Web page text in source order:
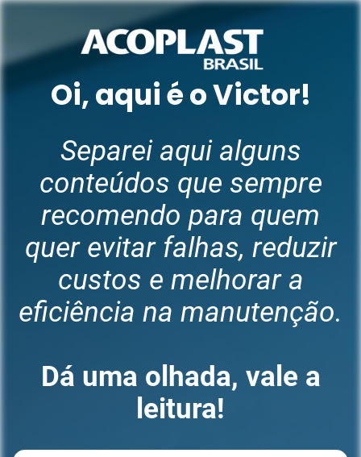
Oi, aqui é o Victor!
Separei aqui alguns
conteúdos que sempre
recomendo para quem
quer evitar falhas, reduzir
custos e melhorar a
eficiência na manutenção.
Dá uma olhada, vale a
leitura!